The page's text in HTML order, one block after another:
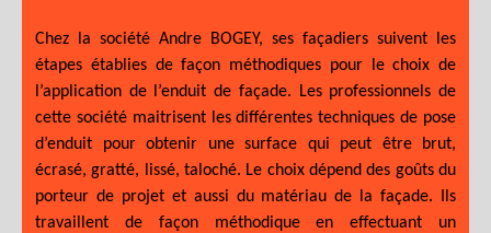
Chez la société Andre BOGEY, ses façadiers suivent les
étapes établies de façon méthodiques pour le choix de
l’application de l’enduit de façade. Les professionnels de
cette société maitrisent les différentes techniques de pose
d’enduit pour obtenir une surface qui peut être brut,
écrasé, gratté, lissé, taloché. Le choix dépend des goûts du
porteur de projet et aussi du matériau de la façade. Ils
travaillent de façon méthodique en effectuant un